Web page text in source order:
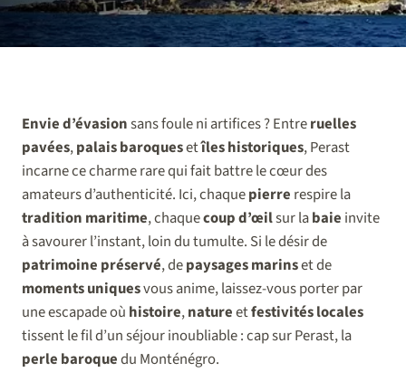
Envie d’évasionsans foule ni artifices ? Entreruelles
pavées,palais baroquesetîles historiques, Perast
incarne ce charme rare qui fait battre le cœur des
amateurs d’authenticité. Ici, chaquepierre respire la
tradition maritime, chaquecoup d’œilsur labaie invite
à savourer l’instant, loin du tumulte. Si le désir de
patrimoine préservé, depaysages marinset de
moments uniquesvous anime, laissez-vous porter par
une escapade où histoire,natureetfestivités locales
tissent le fil d’un séjour inoubliable : cap sur Perast, la
perle baroquedu Monténégro.